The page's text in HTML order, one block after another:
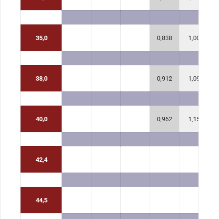
35,0 0,838 1,00
38,0 0,912 1,09
40,0 0,962 1,15
42,4
44,5